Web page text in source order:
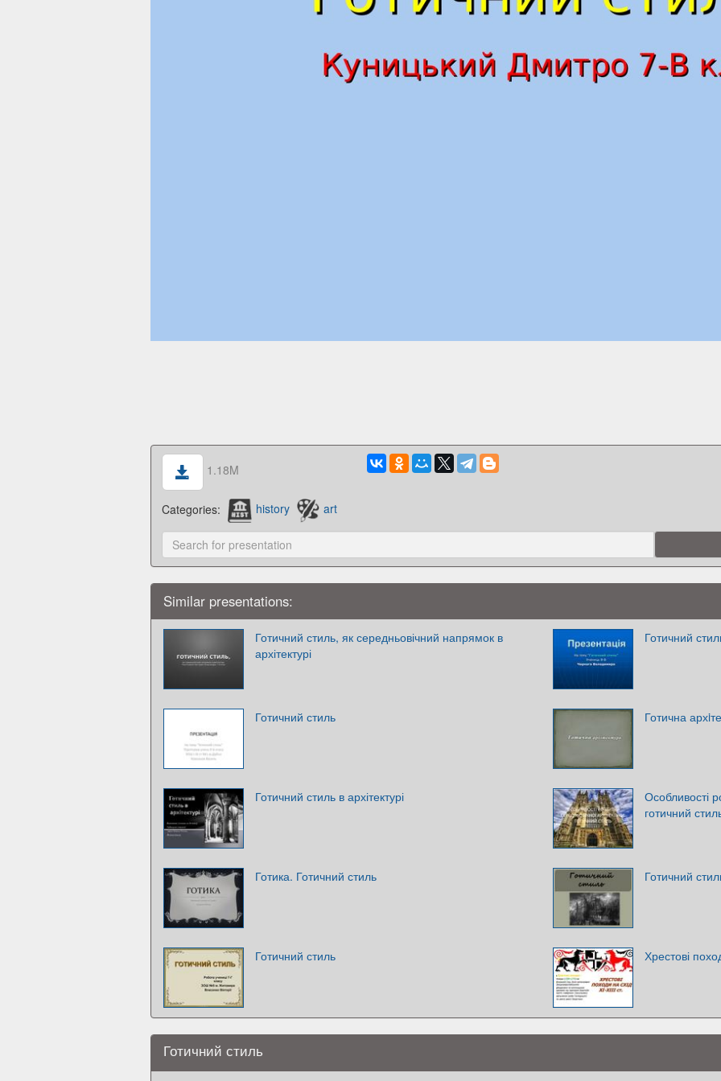
1.18M
Categories: history art
Similar presentations:
Готичний стиль, як середньовічний напрямок в
архітектурі
Готичний
Готичний стиль Готична
Готичний стиль в архітектурі
Особливості
готичний
Готика. Готичний стиль Готичний
Готичний стиль Хрестові
Готичний стиль